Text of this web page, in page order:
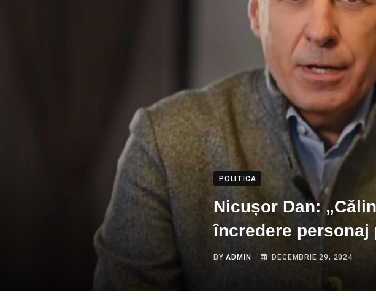
POLITICA
Nicușor Dan:
încredere personaj
BYADMIN DECEMBRIE 29, 2024